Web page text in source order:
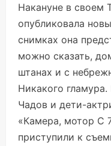
Накануне в своем
опубликовала
снимках она
можно сказать,
штанах и с
Никакого
Чадов и дети-
«Камера, мотор С
приступили к